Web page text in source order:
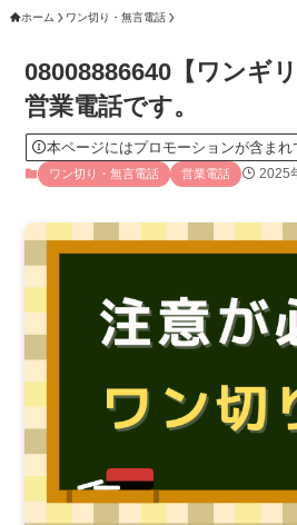
ホーム ワン切り・無言電話
08008886640【ワンギ
営業電話です。
本ページにはプロモーションが含まれ
ワン切り・無言電話 営業電話 2025